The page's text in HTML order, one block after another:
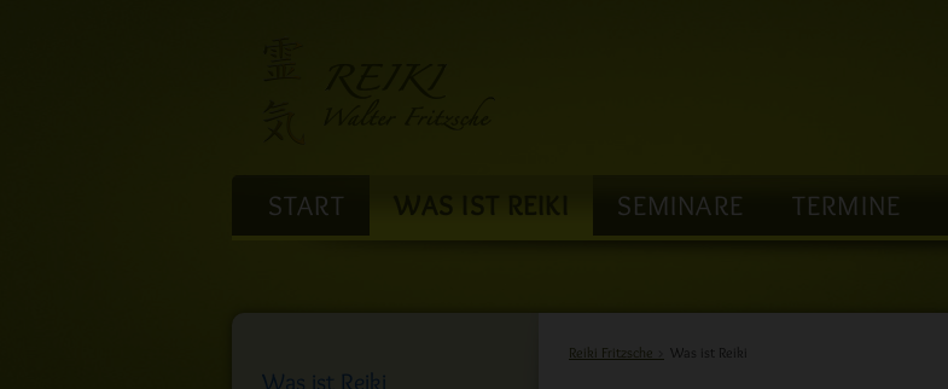
überspringen
START SEMINARE TERMINE
Reiki Fritzsche Was ist Reiki
Was ist Reiki